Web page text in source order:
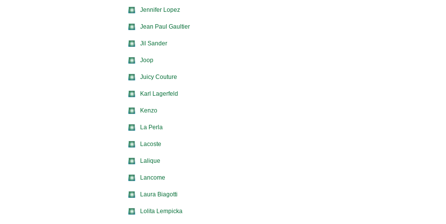
Jennifer Lopez
Jean Paul Gaultier
Jil Sander
Joop
Juicy Couture
Karl Lagerfeld
Kenzo
La Perla
Lacoste
Lalique
Lancome
Laura Biagotti
Lolita Lempicka